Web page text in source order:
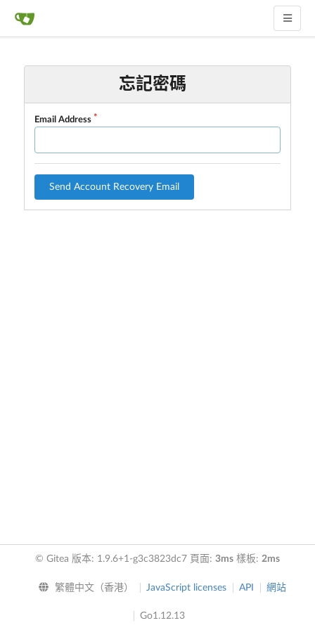
忘記密碼
Email Address
Send Account Recovery Email
© Gitea 版本: 1.9.6+1-g3c3823dc7 頁面: 3ms 樣板: 2ms
繁體中文（香港） JavaScript licenses API 網站
Go1.12.13